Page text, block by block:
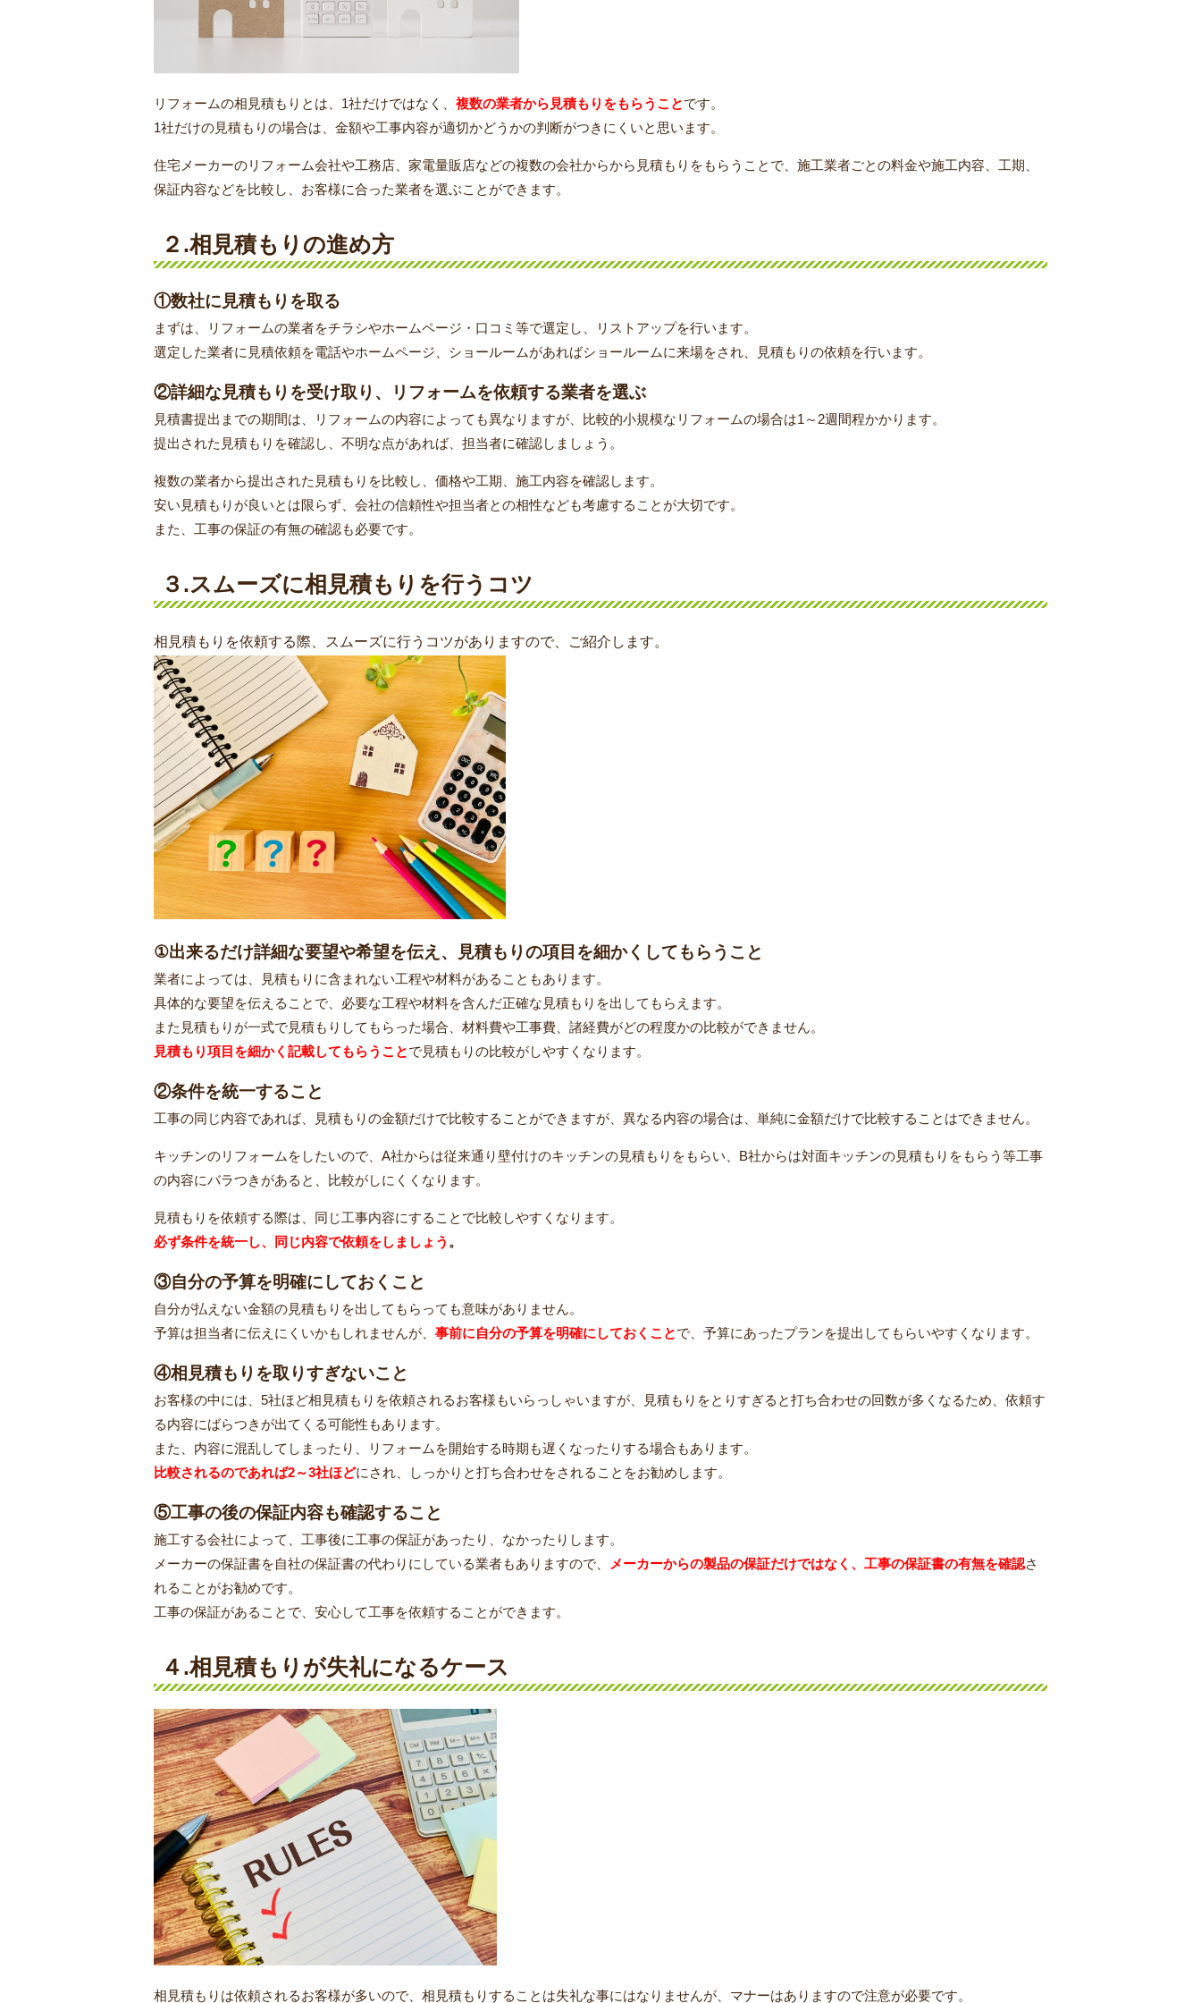
リフォームの相見積もりとは、1社だけではなく、 複数の業者から見積もりをもらうことです。
1社だけの見積もりの場合は、金額や工事内容が適切かどうかの判断がつきにくいと思います。
住宅メーカーのリフォーム会社や工務店、家電量販店などの複数の会社からから見積もりをもらうことで、施工業者ごとの料金や施工内容、工期、
保証内容などを比較し、お客様に合った業者を選ぶことができます。
２.相見積もりの進め方
①数社に見積もりを取る
まずは、リフォームの業者をチラシやホームページ・口コミ等で選定し、リストアップを行います。
選定した業者に見積依頼を電話やホームページ、ショールームがあればショールームに来場をされ、見積もりの依頼を行います。
②詳細な見積もりを受け取り、リフォームを依頼する業者を選ぶ
見積書提出までの期間は、リフォームの内容によっても異なりますが、比較的小規模なリフォームの場合は1～2週間程かかります。
提出された見積もりを確認し、不明な点があれば、担当者に確認しましょう。
複数の業者から提出された見積もりを比較し、価格や工期、施工内容を確認します。
安い見積もりが良いとは限らず、会社の信頼性や担当者との相性なども考慮することが大切です。
また、工事の保証の有無の確認も必要です。
３.スムーズに相見積もりを行うコツ
相見積もりを依頼する際、スムーズに行うコツがありますので、ご紹介します。
①出来るだけ詳細な要望や希望を伝え、見積もりの項目を細かくしてもらうこと
業者によっては、見積もりに含まれない工程や材料があることもあります。
具体的な要望を伝えることで、必要な工程や材料を含んだ正確な見積もりを出してもらえます。
また見積もりが一式で見積もりしてもらった場合、材料費や工事費、諸経費がどの程度かの比較ができません。
見積もり項目を細かく記載してもらうことで見積もりの比較がしやすくなります。
②条件を統一すること
工事の同じ内容であれば、見積もりの金額だけで比較することができますが、異なる内容の場合は、単純に金額だけで比較することはできません。
キッチンのリフォームをしたいので、A社からは従来通り壁付けのキッチンの見積もりをもらい、B社からは対面キッチンの見積もりをもらう等工事
の内容にバラつきがあると、比較がしにくくなります。
見積もりを依頼する際は、同じ工事内容にすることで比較しやすくなります。
必ず条件を統一し、
同じ内容で依頼をしましょう 。
③自分の予算を明確にしておくこと
自分が払えない金額の見積もりを出してもらっても意味がありません。
予算は担当者に伝えにくいかもしれませんが、 事前に自分の予算を明確にしておくことで、予算にあったプランを提出してもらいやすくなります。
④相見積もりを取りすぎないこと
お客様の中には、5社ほど相見積もりを依頼されるお客様もいらっしゃいますが、見積もりをとりすぎると打ち合わせの回数が多くなるため、依頼す
る内容にばらつきが出てくる可能性もあります。
また、内容に混乱してしまったり、リフォームを開始する時期も遅くなったりする場合もあります。
比較されるのであれば2～3社ほどにされ、しっかりと打ち合わせをされることをお勧めします。
⑤工事の後の保証内容も確認すること
施工する会社によって、工事後に工事の保証があったり、なかったりします。
メーカーの保証書を自社の保証書の代わりにしている業者もありますので、
メーカーからの製品の保証だけではなく、工事の保証書の有無を確認さ
れることがお勧めです。
工事の保証があることで、安心して工事を依頼することができます。
４.相見積もりが失礼になるケース
相見積もりは依頼されるお客様が多いので、相見積もりすることは失礼な事にはなりませんが、マナーはありますので注意が必要です。